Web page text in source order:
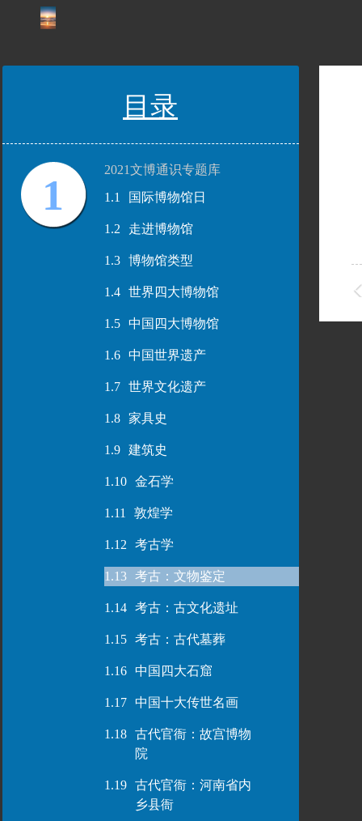
目录
1
2021文博通识专题库
1.1
国际博物馆日
1.2 走进博物馆
1.3 博物馆类型
1.4 世界四大博物馆
1.5 中国四大博物馆
1.6 中国世界遗产
1.7 世界文化遗产
1.8 家具史
1.9 建筑史
1.10 金石学
1.11 敦煌学
1.12 考古学
1.13 考古：文物鉴定
1.14 考古：古文化遗址
1.15 考古：古代墓葬
1.16 中国四大石窟
1.17 中国十大传世名画
1.18
古代官衙：故宫博物
院
1.19
古代官衙：河南省内
乡县衙